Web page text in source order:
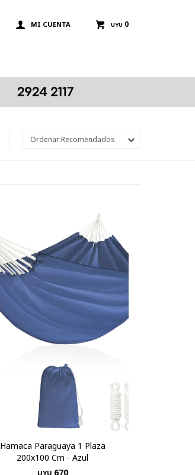
UYU 0
Recomendados
Hamaca Paraguaya 1 Plaza
200x100 Cm - Azul
UYU 670